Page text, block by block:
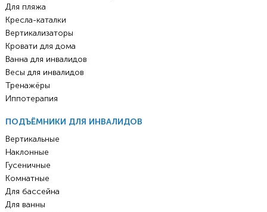
Для пляжа
Кресла-каталки
Вертикализаторы
Кровати для дома
Ванна для инвалидов
Весы для инвалидов
Тренажёры
Иппотерапия
ПОДЪЁМНИКИ ДЛЯ ИНВАЛИДОВ
Вертикальные
Наклонные
Гусеничные
Комнатные
Для бассейна
Для ванны